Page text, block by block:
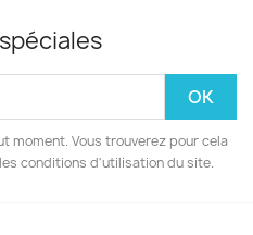
moment. Vous trouverez pour cela
conditions d'utilisation du site.